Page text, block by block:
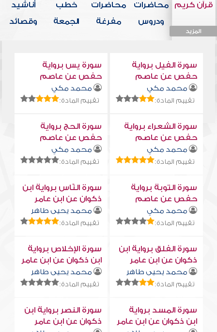
قرآن كريم
المزيد
محاضرات
ودروس
محاضرات
مفرغة
خطب
الجمعة
أناشيد
وقصائد
سورة الفيل برواية
حفص عن عاصم
محمد مكي
تقييم المادة:
سورة يس برواية
حفص عن عاصم
محمد مكي
تقييم المادة:
سورة الشعراء برواية
حفص عن عاصم
محمد مكي
تقييم المادة:
سورة الحج برواية
حفص عن عاصم
محمد مكي
تقييم المادة:
سورة التوبة برواية
حفص عن عاصم
محمد مكي
تقييم المادة:
سورة النّاس برواية ابن
ذكوان عن ابن عامر
محمد يحيى طاهر
تقييم المادة:
سورة الفلق برواية ابن
ذكوان عن ابن عامر
محمد يحيى طاهر
تقييم المادة:
سورة الإخلاص برواية
ابن ذكوان عن ابن عامر
محمد يحيى طاهر
تقييم المادة:
سورة المسد برواية
ابن ذكوان عن ابن عامر
سورة النصر برواية ابن
ذكوان عن ابن عامر